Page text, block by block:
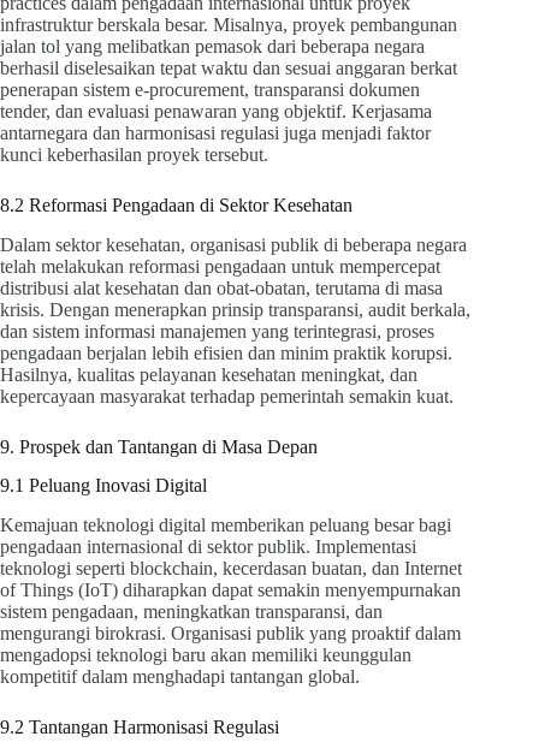
infrastruktur berskala besar. Misalnya, proyek pembangunan
jalan tol yang melibatkan pemasok dari beberapa negara
berhasil diselesaikan tepat waktu dan sesuai anggaran berkat
penerapan sistem e-procurement, transparansi dokumen
tender, dan evaluasi penawaran yang objektif. Kerjasama
antarnegara dan harmonisasi regulasi juga menjadi faktor
kunci keberhasilan proyek tersebut.
8.2 Reformasi Pengadaan di Sektor Kesehatan
Dalam sektor kesehatan, organisasi publik di beberapa negara
telah melakukan reformasi pengadaan untuk mempercepat
distribusi alat kesehatan dan obat-obatan, terutama di masa
krisis. Dengan menerapkan prinsip transparansi, audit berkala,
dan sistem informasi manajemen yang terintegrasi, proses
pengadaan berjalan lebih efisien dan minim praktik korupsi.
Hasilnya, kualitas pelayanan kesehatan meningkat, dan
kepercayaan masyarakat terhadap pemerintah semakin kuat.
9. Prospek dan Tantangan di Masa Depan
9.1 Peluang Inovasi Digital
Kemajuan teknologi digital memberikan peluang besar bagi
pengadaan internasional di sektor publik. Implementasi
teknologi seperti blockchain, kecerdasan buatan, dan Internet
of Things (IoT) diharapkan dapat semakin menyempurnakan
sistem pengadaan, meningkatkan transparansi, dan
mengurangi birokrasi. Organisasi publik yang proaktif dalam
mengadopsi teknologi baru akan memiliki keunggulan
kompetitif dalam menghadapi tantangan global.
9.2 Tantangan Harmonisasi Regulasi